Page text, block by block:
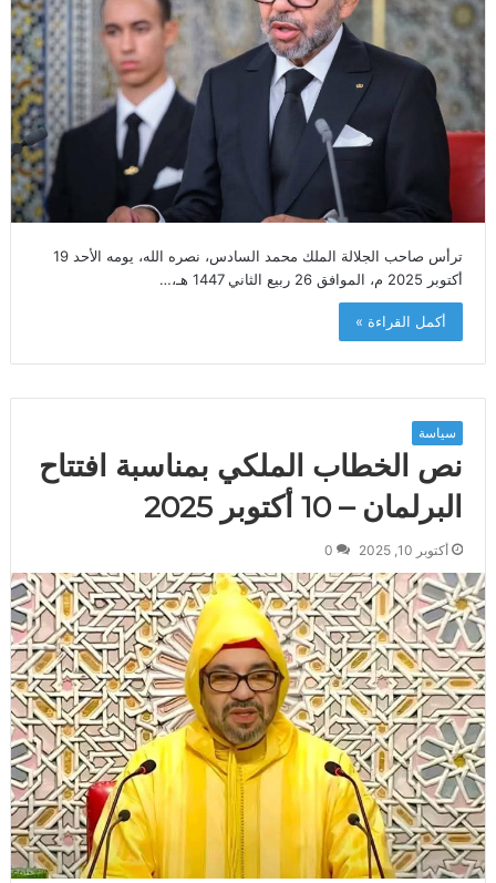
ترأس صاحب الجلالة الملك محمد السادس، نصره الله، يومه الأحد 19
أكتوبر 2025 م، الموافق 26 ربيع الثاني 1447 هـ،…
أكمل القراءة »
سياسة
نص الخطاب الملكي بمناسبة افتتاح
البرلمان – 10 أكتوبر 2025
أكتوبر 10, 2025 0